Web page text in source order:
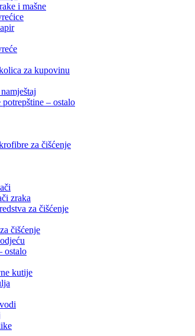
i mašne
za kupovinu
– ostalo
za čišćenje
zraka
za čišćenje
čišćenje
ostalo
kutije